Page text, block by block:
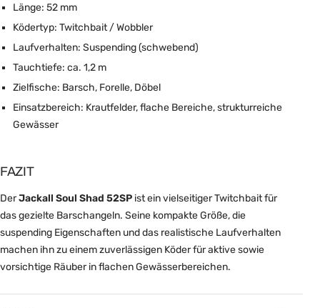
Länge: 52 mm
Ködertyp: Twitchbait / Wobbler
Laufverhalten: Suspending (schwebend)
Tauchtiefe: ca. 1,2 m
Zielfische: Barsch, Forelle, Döbel
Einsatzbereich: Krautfelder, flache Bereiche, strukturreiche
Gewässer
FAZIT
DerJackall Soul Shad 52SP ist ein vielseitiger Twitchbait für
das gezielte Barschangeln. Seine kompakte Größe, die
suspending Eigenschaften und das realistische Laufverhalten
machen ihn zu einem zuverlässigen Köder für aktive sowie
vorsichtige Räuber in flachen Gewässerbereichen.